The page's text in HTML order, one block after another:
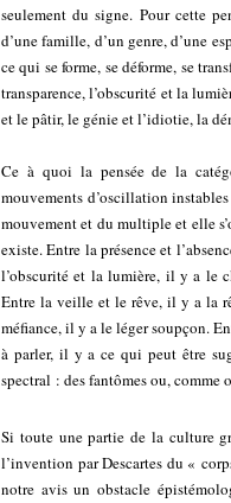
seulement du signe. Pour cette
d’une famille, d’un genre, d’une
ce qui se forme, se déforme, se
transparence, l’obscurité et la
et le pâtir, le génie et l’idiotie, la
Ce à quoi la pensée de la
mouvements d’oscillation
mouvement et du multiple et elle
existe. Entre la présence et
l’obscurité et la lumière, il y a le
Entre la veille et le rêve, il y a la
méfiance, il y a le léger soupçon.
à parler, il y a ce qui peut être
spectral : des fantômes ou, comme
Si toute une partie de la culture
l’invention par Descartes du «
notre avis un obstacle